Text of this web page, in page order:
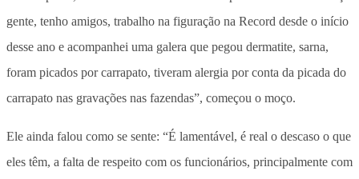
gente, tenho amigos, trabalho na figuração na Record desde o início
desse ano e acompanhei uma galera que pegou dermatite, sarna,
foram picados por carrapato, tiveram alergia por conta da picada do
carrapato nas gravações nas fazendas”, começou o moço.
Ele ainda falou como se sente: “É lamentável, é real o descaso o que
eles têm, a falta de respeito com os funcionários, principalmente com